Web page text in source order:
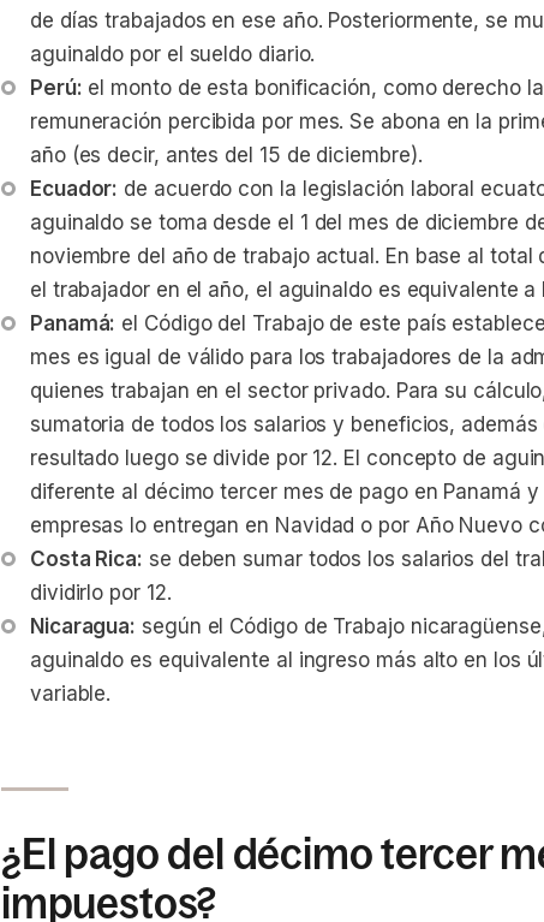
de días trabajados en ese año. Posteriormente, se
aguinaldo por el sueldo diario.
Perú: el monto de esta bonificación, como derecho
remuneración percibida por mes. Se abona en la
año (es decir, antes del 15 de diciembre).
Ecuador: de acuerdo con la legislación laboral
aguinaldo se toma desde el 1 del mes de diciembre
noviembre del año de trabajo actual. En base al
el trabajador en el año, el aguinaldo es equivalente
Panamá: el Código del Trabajo de este país
mes es igual de válido para los trabajadores de la
quienes trabajan en el sector privado. Para su
sumatoria de todos los salarios y beneficios, además
resultado luego se divide por 12. El concepto de
diferente al décimo tercer mes de pago en Panamá
empresas lo entregan en Navidad o por Año Nuevo
Costa Rica: se deben sumar todos los salarios del
dividirlo por 12.
Nicaragua: según el Código de Trabajo
aguinaldo es equivalente al ingreso más alto en los
variable.
¿El pago del décimo tercer
impuestos?